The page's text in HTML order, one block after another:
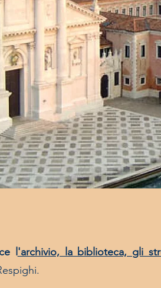
l'archivio, la biblioteca, gli